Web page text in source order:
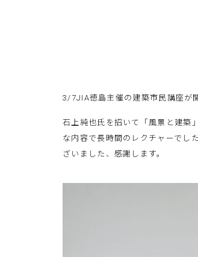
3/7JIA徳島主催の建築市民講座が
石上純也氏を招いて「風景と建築
な内容で長時間のレクチャーでし
ざいました、感謝します。